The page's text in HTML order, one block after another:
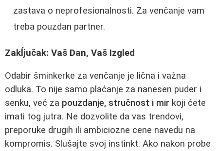
zastava o neprofesionalnosti. Za venčanje vam
treba pouzdan partner.
Zakĺjučak: Vaš Dan, Vaš Izgled
Odabir šminkerke za venčanje je lična i važna
odluka. To nije samo plaćanje za nanesen puder i
senku, već za pouzdanje, stručnost i mir koji ćete
imati tog jutra. Ne dozvolite da vas trendovi,
preporuke drugih ili ambiciozne cene navedu na
kompromis. Slušajte svoj instinkt. Ako nakon probe